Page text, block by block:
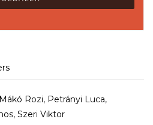
Rozi, Petrányi Luca,
Szeri Viktor